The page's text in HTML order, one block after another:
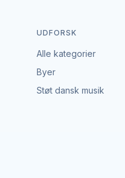
UDFORSK
Alle kategorier
Byer
Støt dansk musik